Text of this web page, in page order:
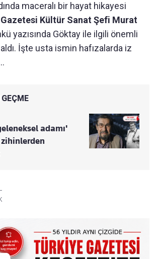
maceralı bir hayat hikayesi
Kültür Sanat Şefi Murat
yazısında Göktay ile ilgili önemli
İşte usta ismin hafızalarda iz
adamı'